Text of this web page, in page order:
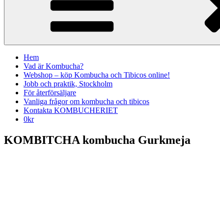
Hem
Vad är Kombucha?
Webshop – köp Kombucha och Tibicos online!
Jobb och praktik, Stockholm
För återförsäljare
Vanliga frågor om kombucha och tibicos
Kontakta KOMBUCHERIET
0kr
KOMBITCHA kombucha Gurkmeja